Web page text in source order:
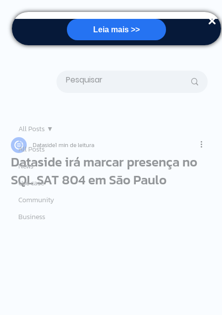
Leia mais >>
All Posts
News
Use case
Community
Business
All Posts
Dataside irá marcar presença no
SQL SAT 804 em São Paulo
Dataside1 min de leitura